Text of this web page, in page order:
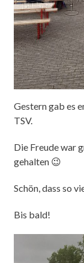
Gestern gab es
TSV.
Die Freude war
gehalten 😉
Schön, dass so
Bis bald!